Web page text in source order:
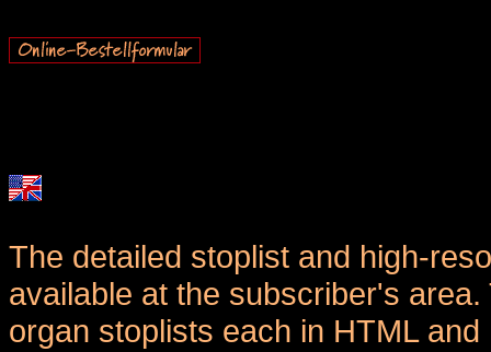
The detailed stoplist and high-
available at the subscriber's
organ stoplists each in HTML